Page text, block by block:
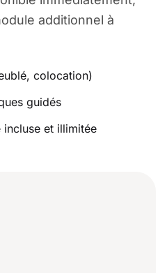
additionnel à
colocation)
guidés
incluse et illimitée